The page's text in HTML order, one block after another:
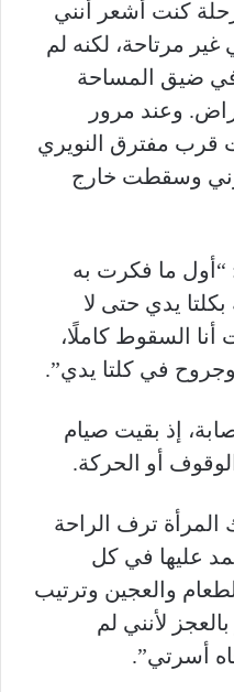
كنت أشعر أنني
مرتاحة، لكنه لم
ضيق المساحة
وعند مرور
قرب مفترق النويري
وسقطت خارج
“أول ما فكرت به
يدي حتى لا
أنا السقوط كاملًا،
في كلتا يدي”.
إذ بقيت صيام
أو الحركة.
ترف الراحة
عليها في كل
والعجين وترتيب
لأنني لم
أسرتي”.